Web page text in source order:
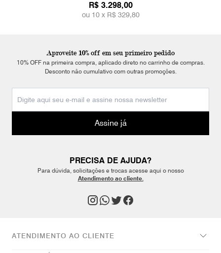
R$ 3.298,00
ou 10 x R$ 329,80
Aproveite 10% off em seu primeiro pedido
10% OFF na primeira compra, aplicado direto no carrinho de compras.
Desconto não cumulativo com outras promoções.
Assine já
PRECISA DE AJUDA?
Para dúvida, solicitações e trocas acesse aqui o nosso
Atendimento ao cliente.
ATENDIMENTO AO CLIENTE